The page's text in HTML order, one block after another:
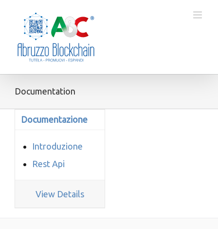
contenuto
Documentation
Documentazione
Introduzione
Rest Api
View Details